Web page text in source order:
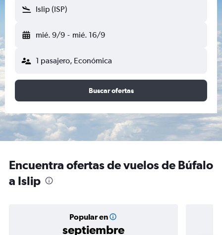
Islip (ISP)
mié. 9/9 - mié. 16/9
1 pasajero, Económica
Buscar ofertas
Encuentra ofertas de vuelos de Búfalo
a Islip
Popular en
septiembre